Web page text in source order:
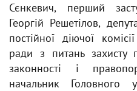
Сєнкевич, перший
Георгій Решетілов,
постійної діючої
ради з питань
законності і
начальник Головного